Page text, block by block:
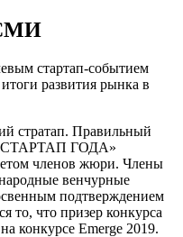
стартап-событием
развития рынка в
стратап. Правильный
«СТАРТАП ГОДА»
членов жюри. Члены
венчурные
подтверждением
то, что призер конкурса
Emerge 2019.